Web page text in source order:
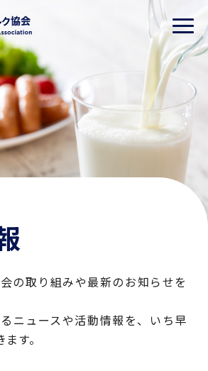
の取り組みや最新のお知らせを
ニュースや活動情報を、いち早
す。